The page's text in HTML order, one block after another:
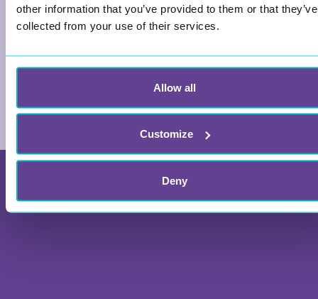
other information that you’ve provided to them or that they’ve
collected from your use of their services.
Allow all
Customize
Deny
har. Ved å få laget relevante aktiviteter raskere, og
mer effektivt, blir det også lettere å jobbe med kultur
sideprosjekt.
Witty hjelper dere å gjøre kulturarbeid